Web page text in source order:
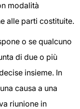
modalità
alle parti costituite.
o se qualcuno
di due o più
insieme. In
causa a una
riunione in